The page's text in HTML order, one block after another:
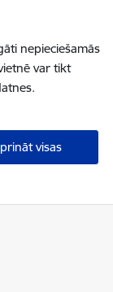
nepieciešamās
var tikt
visas